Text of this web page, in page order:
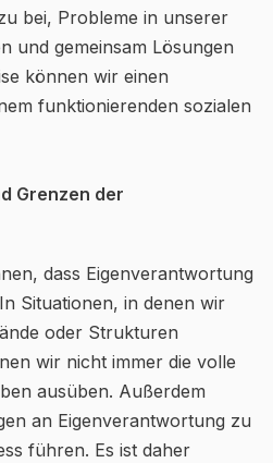
bei, Probleme in unserer
und gemeinsam Lösungen
können wir einen
funktionierenden sozialen
Grenzen der
dass Eigenverantwortung
Situationen, in denen wir
oder Strukturen
wir nicht immer die volle
ausüben. Außerdem
an Eigenverantwortung zu
führen. Es ist daher